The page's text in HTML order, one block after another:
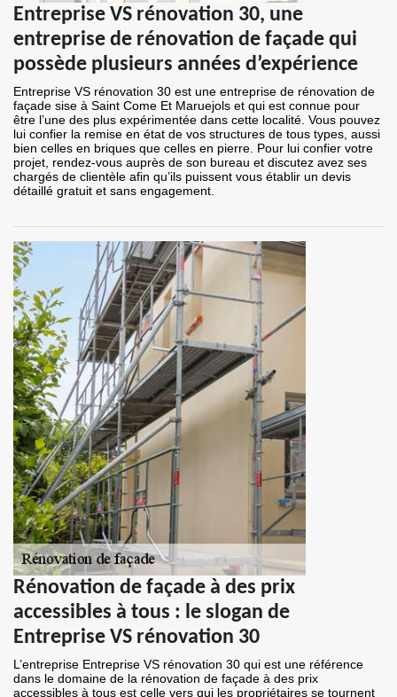
Entreprise VS rénovation 30, une
entreprise de rénovation de façade qui
possède plusieurs années d’expérience
Entreprise VS rénovation 30 est une entreprise de rénovation de
façade sise à Saint Come Et Maruejols et qui est connue pour
être l’une des plus expérimentée dans cette localité. Vous pouvez
lui confier la remise en état de vos structures de tous types, aussi
bien celles en briques que celles en pierre. Pour lui confier votre
projet, rendez-vous auprès de son bureau et discutez avez ses
chargés de clientèle afin qu’ils puissent vous établir un devis
détaillé gratuit et sans engagement.
Rénovation de façade à des prix
accessibles à tous : le slogan de
Entreprise VS rénovation 30
L’entreprise Entreprise VS rénovation 30 qui est une référence
dans le domaine de la rénovation de façade à des prix
accessibles à tous est celle vers qui les propriétaires se tournent